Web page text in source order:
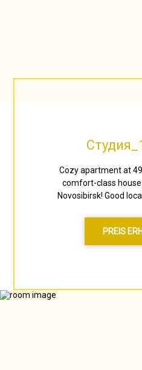
Cozy apartment at
comfort-class house
Novosibirsk! Good
PREIS